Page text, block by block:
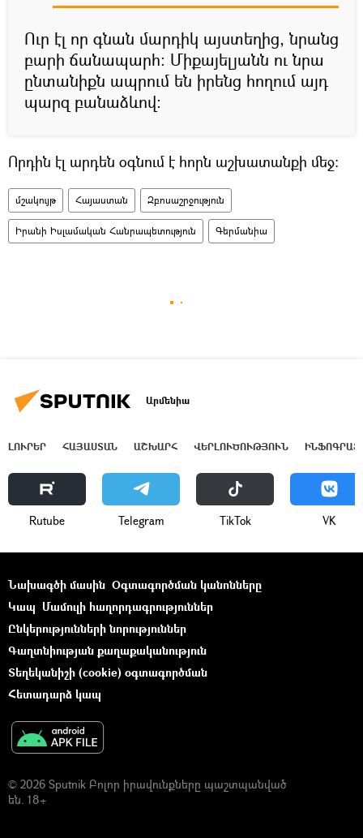
Ուր էլ որ գնան մարդիկ այստեղից, նրանց
բարի ճանապարհ։ Միքայելյանն ու նրա
ընտանիքն ապրում են իրենց հողում այդ
պարզ բանաձևով։
Որդին էլ արդեն օգնում է հորն աշխատանքի մեջ:
մշակույթ Հայաստան Զբոսաշրջություն
Իրանի Իսլամական Հանրապետություն Գերմանիա
Արմենիա
ԼՈՒՐԵՐ ՀԱՅԱՍՏԱՆ ԱՇԽԱՐՀ ՎԵՐԼՈՒԾՈՒԹՅՈՒՆ
Rutube Telegram ТikТоk VK
Նախագծի մասին Օգտագործման կանոնները
Կապ Մամուլի հաղորդագրություններ
Ընկերությունների նորություններ
Գաղտնիության քաղաքականություն
Տեղեկանիշի (cookie) օգտագործման
Հետադարձ կապ
© 2026 Sputnik Բոլոր իրավունքները պաշտպանված
են. 18+